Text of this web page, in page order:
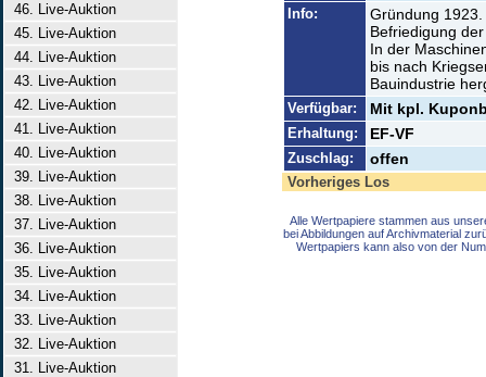
46. Live-Auktion
45. Live-Auktion
44. Live-Auktion
43. Live-Auktion
42. Live-Auktion
41. Live-Auktion
40. Live-Auktion
39. Live-Auktion
38. Live-Auktion
37. Live-Auktion
36. Live-Auktion
35. Live-Auktion
34. Live-Auktion
33. Live-Auktion
32. Live-Auktion
31. Live-Auktion
Info:
Gründung
Befriedigung
In der
bis nach
Bauindustrie
Verfügbar: Mit kpl.
Erhaltung: EF-VF
Zuschlag: offen
Vorheriges Los
Alle Wertpapiere stammen aus
bei Abbildungen auf Archivmaterial
Wertpapiers kann also von der